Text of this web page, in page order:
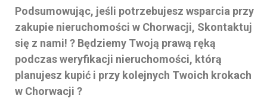
Podsumowując, jeśli potrzebujesz wsparcia przy
zakupie nieruchomości w Chorwacji, Skontaktuj
się z nami! ? Będziemy Twoją prawą ręką
podczas weryfikacji nieruchomości, którą
planujesz kupić i przy kolejnych Twoich krokach
w Chorwacji ?